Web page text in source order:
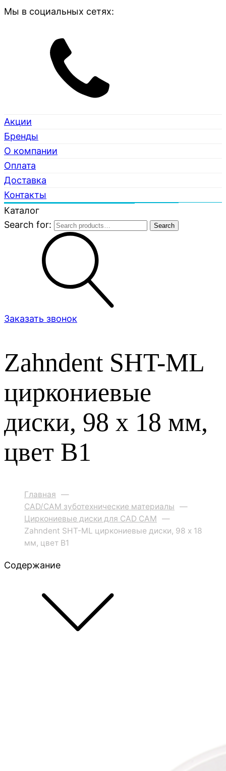
Мы в социальных сетях:
Акции
Бренды
О компании
Оплата
Доставка
Контакты
Каталог
Search for:
Search
Заказать звонок
Zahndent SHT-ML
циркониевые
диски, 98 х 18 мм,
цвет B1
Главная —
CAD/CAM зуботехнические материалы —
Циркониевые диски для CAD CAM —
Zahndent SHT-ML циркониевые диски, 98 х 18
мм, цвет B1
Содержание